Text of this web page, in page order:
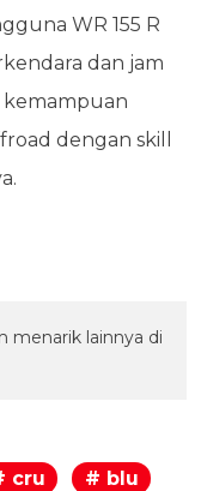
WR 155 R
dan jam
kemampuan
dengan skill
menarik lainnya di
cru
# blu